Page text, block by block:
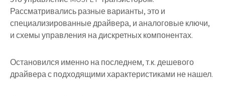
Рассматривались разные варианты, это и
специализированные драйвера, и аналоговые ключи,
и схемы управления на дискретных компонентах.
Остановился именно на последнем, т.к. дешевого
драйвера с подходящими характеристиками не нашел.